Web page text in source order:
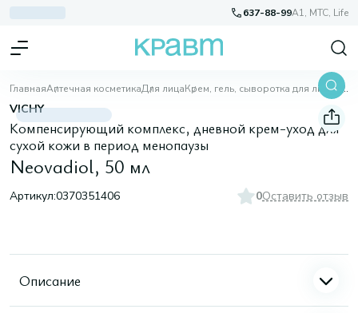
637-88-99A1, МТС, Life
ГлавнаяАптечная косметикаДля лицаКрем, гель, сыворотка для лица Neovadiol, 50 мл
VICHY
Компенсирующий комплекс, дневной крем-уход для
сухой кожи в период менопаузы
Neovadiol, 50 мл
Артикул:0370351406 0Оставить отзыв
Описание